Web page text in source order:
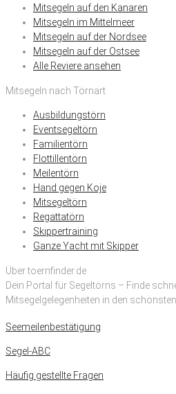
Mitsegeln auf den Kanaren
Mitsegeln im Mittelmeer
Mitsegeln auf der Nordsee
Mitsegeln auf der Ostsee
Alle Reviere ansehen
Mitsegeln nach Törnart
Ausbildungstörn
Eventsegeltörn
Familientörn
Flottillentörn
Meilentörn
Hand gegen Koje
Mitsegeltörn
Regattatörn
Skippertraining
Ganze Yacht mit Skipper
Über toernfinder.de
Dein Portal für Segeltörns – Finde
Mitsegelgelegenheiten in den
Seemeilenbestätigung
Segel-ABC
Häufig gestellte Fragen